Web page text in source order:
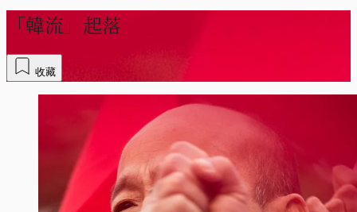
「韓流」起落
收藏